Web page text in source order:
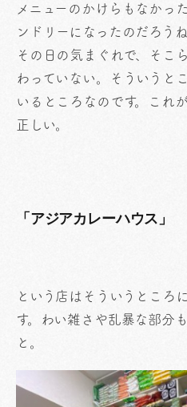
メニューのかけらもなかっ
ンドリーになったのだろう
その日の気まぐれで、そこ
わっていない。そういうと
いるところなのです。これ
正しい。
「アジアカレーハウス」
という店はそういうところ
す。わい雑さや乱暴な部分
と。